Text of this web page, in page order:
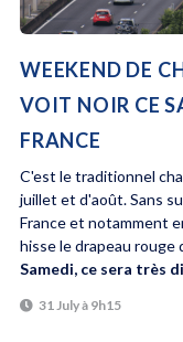
WEEKEND DE
VOIT NOIR CE
FRANCE
C'est le traditionnel
juillet et d'août. Sans
France et notamment
hisse le drapeau rouge
Samedi, ce sera très
31 July à 9h15